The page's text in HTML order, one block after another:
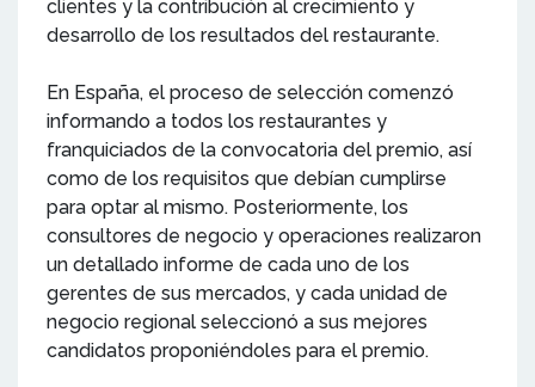
clientes y la contribución al crecimiento y
desarrollo de los resultados del restaurante.
En España, el proceso de selección comenzó
informando a todos los restaurantes y
franquiciados de la convocatoria del premio, así
como de los requisitos que debían cumplirse
para optar al mismo. Posteriormente, los
consultores de negocio y operaciones realizaron
un detallado informe de cada uno de los
gerentes de sus mercados, y cada unidad de
negocio regional seleccionó a sus mejores
candidatos proponiéndoles para el premio.